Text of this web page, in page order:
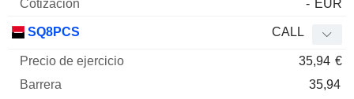
- EUR
SQ8PCS CALL
35,94 €
35,94